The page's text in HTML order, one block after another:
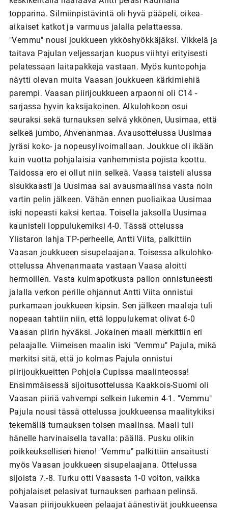
topparina. Silmiinpistävintä oli hyvä pääpeli, oikea-
aikaiset katkot ja varmuus jalalla pelattaessa.
"Vemmu" nousi joukkueen ykköshyökkäjäksi. Vikkelä ja
taitava Pajulan veljessarjan kuopus viihtyi erityisesti
pelatessaan laitapakkeja vastaan. Myös kuntopohja
näytti olevan muita Vaasan joukkueen kärkimiehiä
parempi. Vaasan piirijoukkueen arpaonni oli C14 -
sarjassa hyvin kaksijakoinen. Alkulohkoon osui
seuraksi sekä turnauksen selvä ykkönen, Uusimaa, että
selkeä jumbo, Ahvenanmaa. Avausottelussa Uusimaa
jyräsi koko- ja nopeusylivoimallaan. Joukkue oli ikään
kuin vuotta pohjalaisia vanhemmista pojista koottu.
Taidossa ero ei ollut niin selkeä. Vaasa taisteli alussa
sisukkaasti ja Uusimaa sai avausmaalinsa vasta noin
vartin pelin jälkeen. Vähän ennen puoliaikaa Uusimaa
iski nopeasti kaksi kertaa. Toisella jaksolla Uusimaa
kaunisteli loppulukemiksi 4-0. Tässä ottelussa
Ylistaron lahja TP-perheelle, Antti Viita, palkittiin
Vaasan joukkueen sisupelaajana. Toisessa alkulohko-
ottelussa Ahvenanmaata vastaan Vaasa aloitti
hermoillen. Vasta kulmapotkusta pallon onnistuneesti
jalalla verkon perille ohjannut Antti Viita onnistui
purkamaan joukkueen kipsin. Sen jälkeen maaleja tuli
nopeaan tahtiin niin, että loppulukemat olivat 6-0
Vaasan piirin hyväksi. Jokainen maali merkittiin eri
pelaajalle. Viimeisen maalin iski "Vemmu" Pajula, mikä
merkitsi sitä, että jo kolmas Pajula onnistui
piirijoukkueitten Pohjola Cupissa maalinteossa!
Ensimmäisessä sijoitusottelussa Kaakkois-Suomi oli
Vaasan piiriä vahvempi selkein lukemin 4-1. "Vemmu"
Pajula nousi tässä ottelussa joukkueensa maalitykiksi
tekemällä turnauksen toisen maalinsa. Maali tuli
hänelle harvinaisella tavalla: päällä. Pusku olikin
poikkeuksellisen hieno! "Vemmu" palkittiin ansaitusti
myös Vaasan joukkueen sisupelaajana. Ottelussa
sijoista 7.-8. Turku otti Vaasasta 1-0 voiton, vaikka
pohjalaiset pelasivat turnauksen parhaan pelinsä.
Vaasan piirijoukkueen pelaajat äänestivät joukkueensa